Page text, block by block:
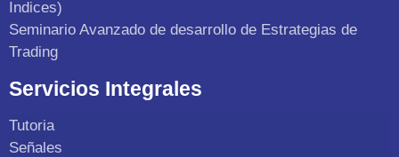
Indices)
Seminario Avanzado de desarrollo de Estrategias de
Trading
Servicios Integrales
Tutoria
Señales